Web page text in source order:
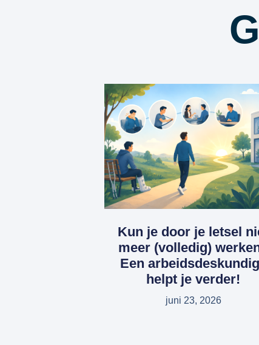
Kun je door je letsel
meer (volledig)
Een
helpt je verder!
juni 23, 2026